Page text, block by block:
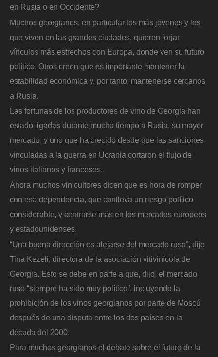
en Rusia o en Occidente?
Muchos georgianos, en particular los más jóvenes y los
que viven en las grandes ciudades, quieren forjar
vínculos más estrechos con Europa, donde ven su futuro
político. Otros creen que es importante mantener la
estabilidad económica y, por tanto, mantenerse cercanos
a Rusia.
Las fortunas de los productores de vino de Georgia han
estado ligadas durante mucho tiempo a Rusia, su mayor
mercado, y uno que ha crecido desde que las sanciones
vinculadas a la guerra en Ucrania cortaron el flujo de
vinos italianos y franceses.
Ahora muchos vinicultores dicen que es hora de romper
con esa dependencia, que conlleva un riesgo político
considerable, y centrarse más en los mercados europeos
y estadounidenses.
“Una buena dirección es alejarse del mercado ruso”, dijo
Tina Kezeli, directora de la asociación vitivinícola de
Georgia. Esto se debe en parte a que, dijo, el mercado
ruso “siempre ha sido muy político”, incluyendo la
prohibición de los vinos georgianos por parte de Moscú
después de una disputa entre los dos países en la
década del 2000.
Para muchos georgianos el debate sobre el futuro de la